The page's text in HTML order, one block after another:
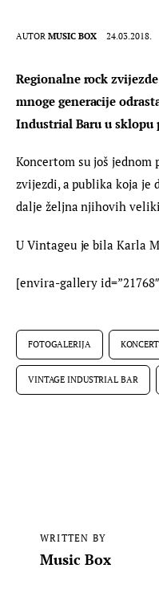
AUTOR MUSIC BOX 24.03.2018.
Regionalne rock
mnoge generacije
Industrial Baru u sklopu
Koncertom su još
zvijezdi, a publika koja je
dalje željna njihovih
U Vintageu je bila Karla
[envira-gallery
FOTOGALERIJA KONCERT
VINTAGE INDUSTRIAL BAR
WRITTEN BY
Music Box